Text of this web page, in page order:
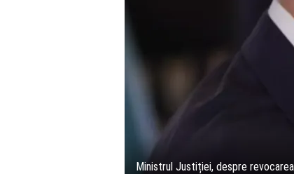
Ministrul Justiției, despre